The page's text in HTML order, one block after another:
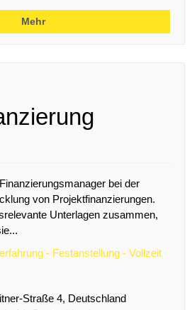
Mehr
bei der
von Projektfinanzierungen.
Unterlagen zusammen,
- Festanstellung - Vollzeit
Straße 4, Deutschland